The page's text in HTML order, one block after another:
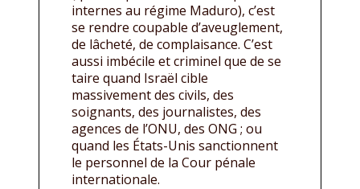
internes au régime Maduro), c’est
se rendre coupable d’aveuglement,
de lâcheté, de complaisance. C’est
aussi imbécile et criminel que de se
taire quand Israël cible
massivement des civils, des
soignants, des journalistes, des
agences de l’ONU, des ONG ; ou
quand les États-Unis sanctionnent
le personnel de la Cour pénale
internationale.